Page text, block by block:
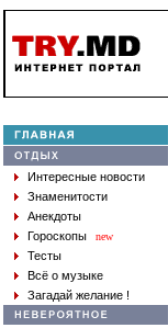
Интересные новости
Знаменитости
Анекдоты
Гороскопы
new
Тесты
Всё о музыке
Загадай желание !